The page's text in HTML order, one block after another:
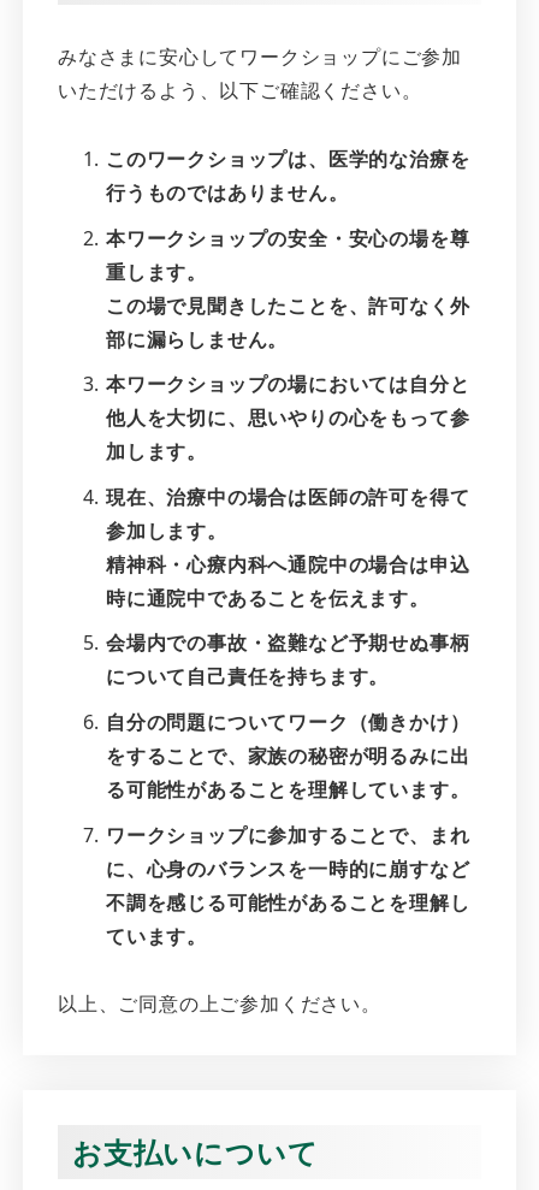
みなさまに安心してワークショップにご参加
いただけるよう、以下ご確認ください。
このワークショップは、医学的な治療を
行うものではありません。
本ワークショップの安全・安心の場を尊
重します。
この場で見聞きしたことを、許可なく外
部に漏らしません。
本ワークショップの場においては自分と
他人を大切に、思いやりの心をもって参
加します。
現在、治療中の場合は医師の許可を得て
参加します。
精神科・心療内科へ通院中の場合は申込
時に通院中であることを伝えます。
会場内での事故・盗難など予期せぬ事柄
について自己責任を持ちます。
自分の問題についてワーク（働きかけ）
をすることで、家族の秘密が明るみに出
る可能性があることを理解しています。
ワークショップに参加することで、まれ
に、心身のバランスを一時的に崩すなど
不調を感じる可能性があることを理解し
ています。
以上、ご同意の上ご参加ください。
お支払いについて